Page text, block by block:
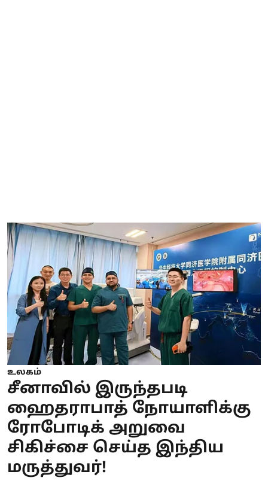
உலகம்
சீனாவில் இருந்தபடி
ஹைதராபாத் நோயாளிக்கு
ரோபோடிக் அறுவை
சிகிச்சை செய்த இந்திய
மருத்துவர்!